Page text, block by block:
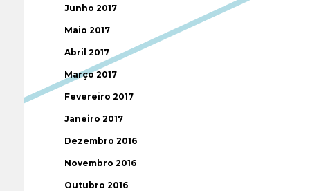
Junho 2017
Maio 2017
Abril 2017
Março 2017
Fevereiro 2017
Janeiro 2017
Dezembro 2016
Novembro 2016
Outubro 2016